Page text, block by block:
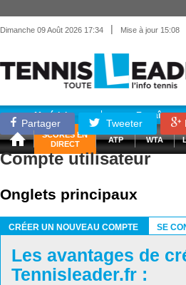
Dimanche 09 Août 2026 17:34 | Mise à jour 15:08
Matériel
SCORES EN
DIRECT
ATP WTA
Partager Tweeter
Compte utilisateur
Onglets principaux
CRÉER UN NOUVEAU COMPTE
SE
Les avantages de
Tennisleader.fr :